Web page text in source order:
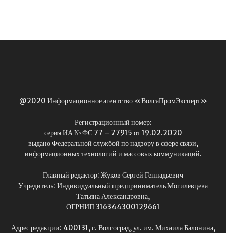
@2020 Информационное агентство «ВолгаПромЭксперт»
Регистрационный номер:
серия ИА № ФС 77 – 77915 от 19.02.2020
выдано Федеральной службой по надзору в сфере связи,
информационных технологий и массовых коммуникаций.
Главный редактор: Жуков Сергей Геннадьевич
Учредитель: Индивидуальный предприниматель Могилевцева
Татьяна Александровна,
ОГРНИП 316344300129661
Адрес редакции: 400131, г. Волгоград, ул. им. Михаила Балонина,